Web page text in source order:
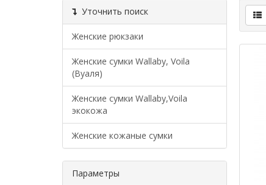
Уточнить поиск
Женские рюкзаки
Женские сумки Wallaby, Voila
(Вуаля)
Женские сумки Wallaby,Voila
экокожа
Женские кожаные сумки
Параметры